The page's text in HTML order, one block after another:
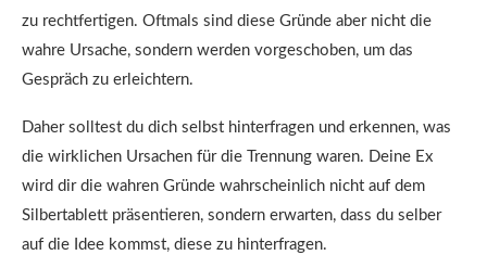
zu rechtfertigen. Oftmals sind diese Gründe aber nicht die
wahre Ursache, sondern werden vorgeschoben, um das
Gespräch zu erleichtern.
Daher solltest du dich selbst hinterfragen und erkennen, was
die wirklichen Ursachen für die Trennung waren. Deine Ex
wird dir die wahren Gründe wahrscheinlich nicht auf dem
Silbertablett präsentieren, sondern erwarten, dass du selber
auf die Idee kommst, diese zu hinterfragen.